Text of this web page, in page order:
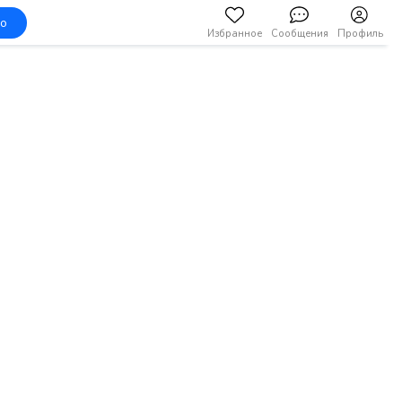
Избранное Сообщения Профиль